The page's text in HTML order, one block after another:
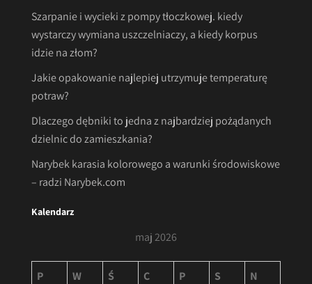
Szarpanie i wycieki z pompy tłoczkowej. kiedy
wystarczy wymiana uszczelniaczy, a kiedy korpus
idzie na złom?
Jakie opakowanie najlepiej utrzymuje temperaturę
potraw?
Dlaczego dębniki to jedna z najbardziej pożądanych
dzielnic do zamieszkania?
Narybek karasia kolorowego a warunki środowiskowe
– radzi Narybek.com
Kalendarz
maj 2026
P W Ś C P S N